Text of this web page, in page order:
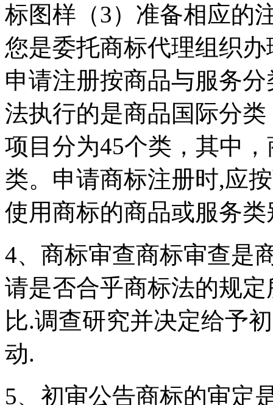
标图样（3）准备相应的
您是委托商标代理组织
申请注册按商品与服务
法执行的是商品国际分
项目分为45个类，其中
类。申请商标注册时,应
使用商标的商品或服务类
4、商标审查商标审查是
请是否合乎商标法的规
比.调查研究并决定给予
动.
5、初审公告商标的审定